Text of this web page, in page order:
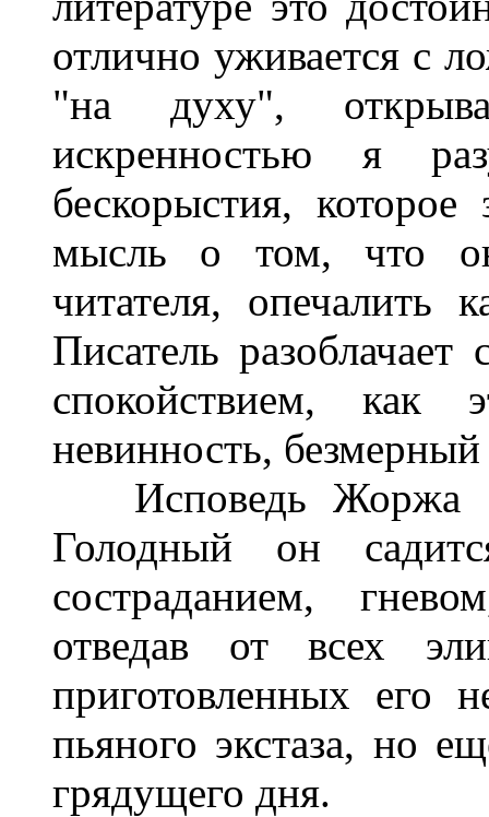
отлично уживается с
"на духу",
искренностью я
бескорыстия, которое
мысль о том, что он
читателя, опечалить
Писатель
спокойствием, как
невинность,
Исповедь Жоржа
Голодный он
состраданием,
отведав от всех
приготовленных его
пьяного экстаза, но
грядущего дня.